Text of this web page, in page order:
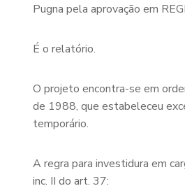
Pugna pela aprovação em
É o relatório.
O projeto encontra-se em
de 1988, que estabeleceu
temporário.
A regra para investidura em
inc. II do art. 37: